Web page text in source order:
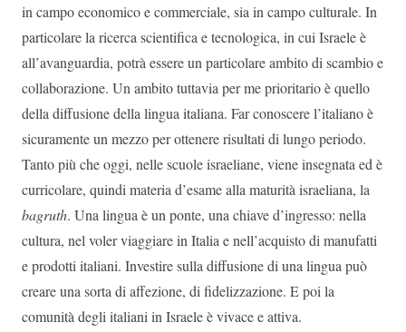
in campo economico e commerciale, sia in campo culturale. In
particolare la ricerca scientifica e tecnologica, in cui Israele è
all’avanguardia, potrà essere un particolare ambito di scambio e
collaborazione. Un ambito tuttavia per me prioritario è quello
della diffusione della lingua italiana. Far conoscere l’italiano è
sicuramente un mezzo per ottenere risultati di lungo periodo.
Tanto più che oggi, nelle scuole israeliane, viene insegnata ed è
curricolare, quindi materia d’esame alla maturità israeliana, la
bagruth. Una lingua è un ponte, una chiave d’ingresso: nella
cultura, nel voler viaggiare in Italia e nell’acquisto di manufatti
e prodotti italiani. Investire sulla diffusione di una lingua può
creare una sorta di affezione, di fidelizzazione. E poi la
comunità degli italiani in Israele è vivace e attiva.